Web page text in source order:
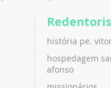
história pe.
hospedagem
afonso